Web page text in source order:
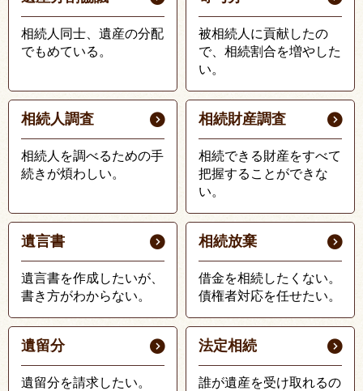
相続人同士、遺産の分配
でもめている。
被相続人に貢献したの
で、相続割合を増やした
い。
相続人調査
相続人を調べるための手
続きが煩わしい。
相続財産調査
相続できる財産をすべて
把握することができな
い。
遺言書
遺言書を作成したいが、
書き方がわからない。
相続放棄
借金を相続したくない。
債権者対応を任せたい。
遺留分
遺留分を請求したい。
法定相続
誰が遺産を受け取れるの